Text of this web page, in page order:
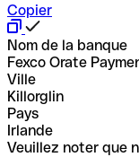
Copier
Nom de la banque
Fexco Orate
Ville
Killorglin
Pays
Irlande
Veuillez noter que